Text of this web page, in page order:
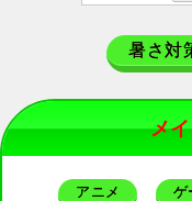
暑さ対
メ
アニメ ゲ